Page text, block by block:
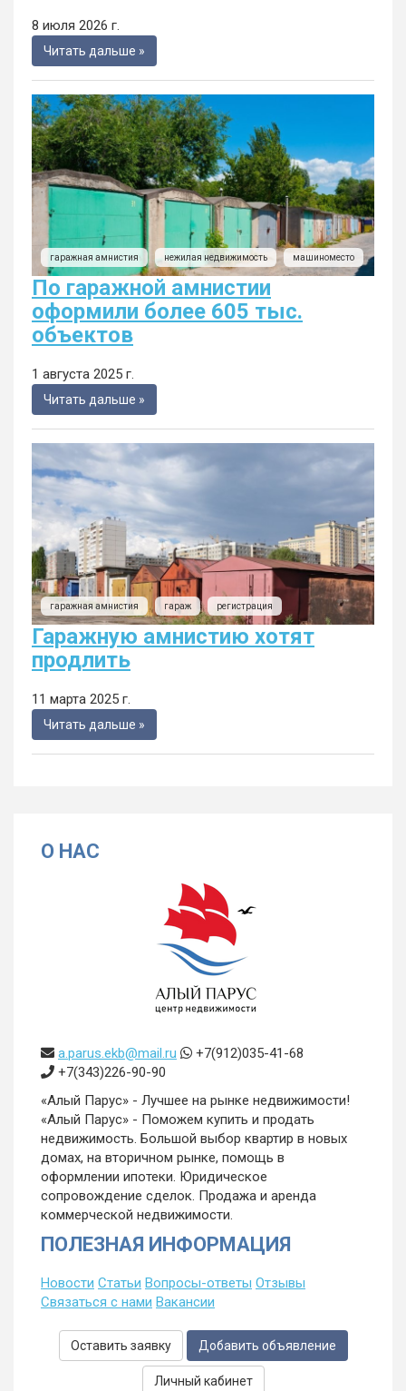
8 июля 2026 г.
Читать дальше »
гаражная амнистия нежилая недвижимость машиноместо
По гаражной амнистии
оформили более 605 тыс.
объектов
1 августа 2025 г.
Читать дальше »
гаражная амнистия гараж регистрация
Гаражную амнистию хотят
продлить
11 марта 2025 г.
Читать дальше »
О НАС
a.parus.ekb@mail.ru
+7(912)035-41-68
+7(343)226-90-90
«Алый Парус» - Лучшее на рынке недвижимости!
«Алый Парус» - Поможем купить и продать
недвижимость. Большой выбор квартир в новых
домах, на вторичном рынке, помощь в
оформлении ипотеки. Юридическое
сопровождение сделок. Продажа и аренда
коммерческой недвижимости.
ПОЛЕЗНАЯ ИНФОРМАЦИЯ
Новости Статьи Вопросы-ответы Отзывы
Связаться с нами Вакансии
Оставить заявку Добавить объявление
Личный кабинет